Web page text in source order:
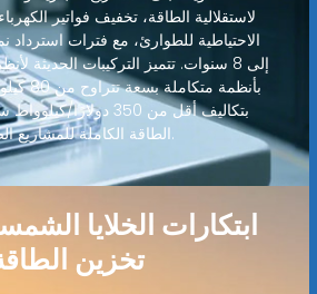
لاستقلالية الطاقة، تخفيف فواتير
إلى 8 سنوات. تتميز التركيبات الحديثة
بتكاليف أقل من 350
الطاقة الكاملة للمشاريع الصناعية.
ابتكارات الخلايا
تخزين